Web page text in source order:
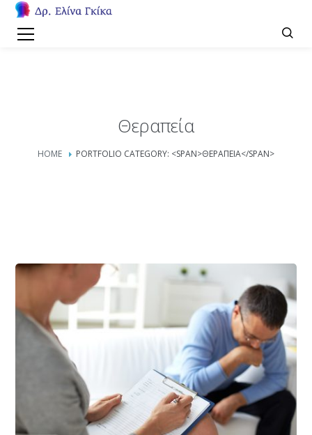
Θεραπεία
HOME PORTFOLIO CATEGORY: <SPAN>ΘΕΡΑΠΕΙΑ</SPAN>